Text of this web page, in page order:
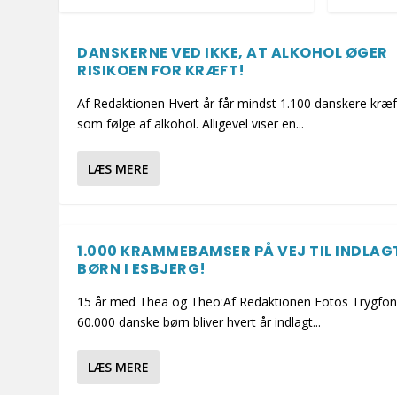
DANSKERNE VED IKKE, AT ALKOHOL ØGER
RISIKOEN FOR KRÆFT!
Af Redaktionen Hvert år får mindst 1.100 danskere
som følge af alkohol. Alligevel viser en...
LÆS MERE
1.000 KRAMMEBAMSER PÅ VEJ TIL
BØRN I ESBJERG!
15 år med Thea og Theo:Af Redaktionen Fotos
60.000 danske børn bliver hvert år indlagt...
LÆS MERE